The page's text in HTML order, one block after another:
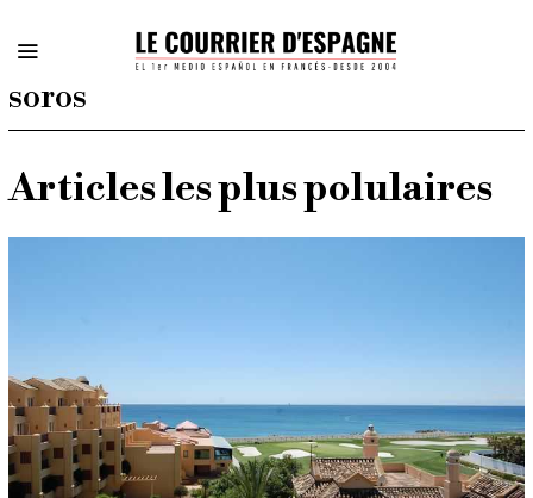
soros
Articles les plus polulaires